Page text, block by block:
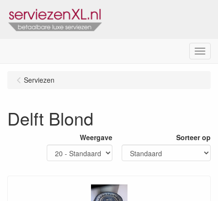
Menu
Serviezen
Delft Blond
Weergave Sorteer op